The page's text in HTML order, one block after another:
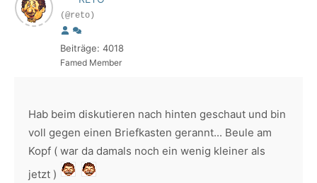
(@reto)
Beiträge: 4018
Famed Member
Hab beim diskutieren nach hinten geschaut und bin
voll gegen einen Briefkasten gerannt... Beule am
Kopf ( war da damals noch ein wenig kleiner als
jetzt )